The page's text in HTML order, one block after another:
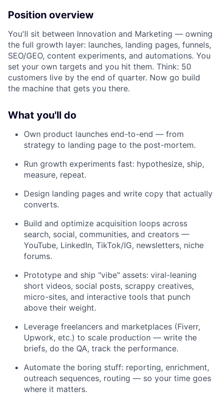
Position overview
You'll sit between Innovation and Marketing — owning
the full growth layer: launches, landing pages, funnels,
SEO/GEO, content experiments, and automations. You
set your own targets and you hit them. Think: 50
customers live by the end of quarter. Now go build
the machine that gets you there.
What you'll do
Own product launches end-to-end — from
strategy to landing page to the post-mortem.
Run growth experiments fast: hypothesize, ship,
measure, repeat.
Design landing pages and write copy that actually
converts.
Build and optimize acquisition loops across
search, social, communities, and creators —
YouTube, LinkedIn, TikTok/IG, newsletters, niche
forums.
Prototype and ship "vibe" assets: viral-leaning
short videos, social posts, scrappy creatives,
micro-sites, and interactive tools that punch
above their weight.
Leverage freelancers and marketplaces (Fiverr,
Upwork, etc.) to scale production — write the
briefs, do the QA, track the performance.
Automate the boring stuff: reporting, enrichment,
outreach sequences, routing — so your time goes
where it matters.